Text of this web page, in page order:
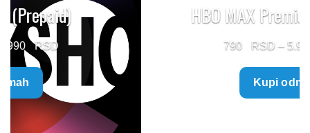
HBO MAX Premium (Prepaid)
790
Price
range: